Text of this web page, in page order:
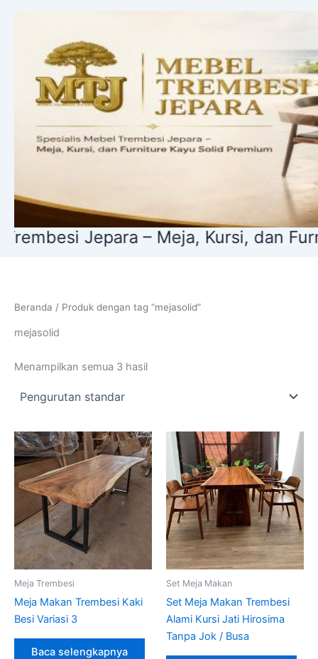
Jepara – Meja, Kursi, dan
Beranda / Produk dengan tag “mejasolid”
mejasolid
Menampilkan semua 3 hasil
Meja Trembesi
Meja Makan Trembesi Kaki
Besi Variasi 3
Baca selengkapnya
Set Meja Makan
Set Meja Makan Trembesi
Alami Kursi Jati Hirosima
Tanpa Jok / Busa